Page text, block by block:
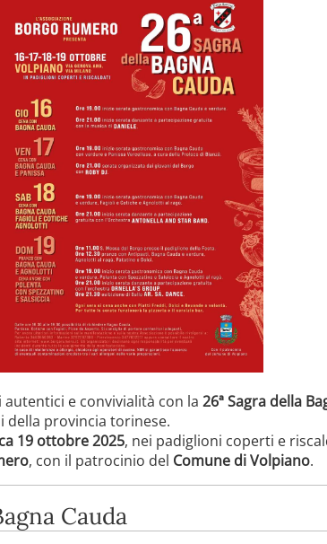
e convivialità con la 26ª Sagra della
provincia torinese.
19 ottobre 2025, nei padiglioni coperti e
, con il patrocinio del Comune di Volpiano.
Cauda